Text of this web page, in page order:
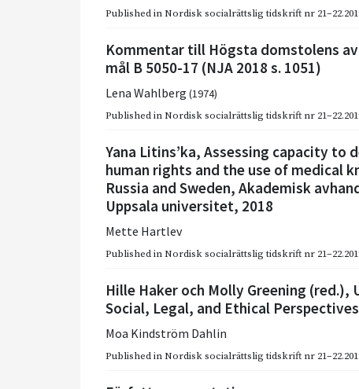
Published inNordisk socialrättslig tidskrift nr
Kommentar till Högsta domstolens
mål B 5050-17 (NJA 2018 s. 1051)
Lena Wahlberg (1974)
Published inNordisk socialrättslig tidskrift nr
Yana Litins’ka, Assessing capacity to
human rights and the use of medical
Russia and Sweden, Akademisk
Uppsala universitet, 2018
Mette Hartlev
Published inNordisk socialrättslig tidskrift nr
Hille Haker och Molly Greening (red.),
Social, Legal, and Ethical
Moa Kindström Dahlin
Published inNordisk socialrättslig tidskrift nr